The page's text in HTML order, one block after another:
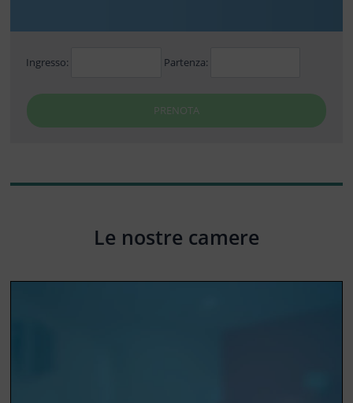
Ingresso: Partenza:
PRENOTA
Le nostre camere